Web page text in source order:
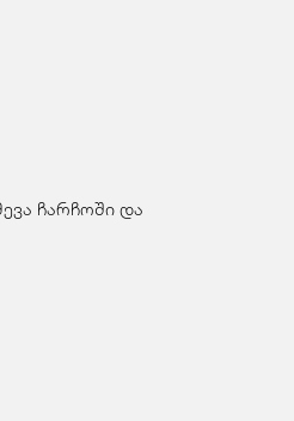
ჩარჩოში და